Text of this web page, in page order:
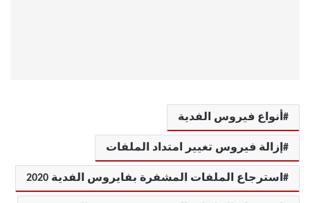
أنواع فيروس الفدية
إزالة فيروس تغيير امتداد الملفات
استرجاع الملفات المشفرة بفايروس الفدية 2020